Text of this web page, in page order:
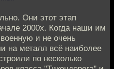
Они этот этап
2000х. Когда наши им
и не очень
на металл всё наиболее
по несколько